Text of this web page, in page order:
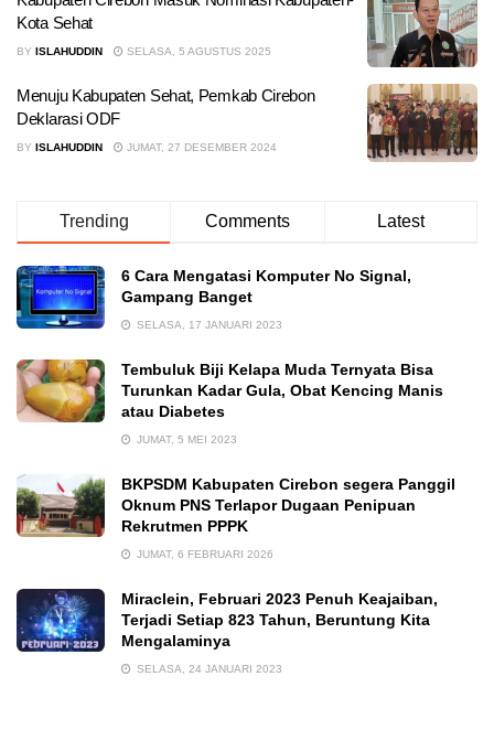
Kota Sehat
BY ISLAHUDDIN SELASA, 5 AGUSTUS 2025
Menuju Kabupaten Sehat, Pemkab Cirebon
Deklarasi ODF
BY ISLAHUDDIN JUMAT, 27 DESEMBER 2024
Trending Comments Latest
6 Cara Mengatasi Komputer No Signal,
Gampang Banget
SELASA, 17 JANUARI 2023
Tembuluk Biji Kelapa Muda Ternyata Bisa
Turunkan Kadar Gula, Obat Kencing Manis
atau Diabetes
JUMAT, 5 MEI 2023
BKPSDM Kabupaten Cirebon segera Panggil
Oknum PNS Terlapor Dugaan Penipuan
Rekrutmen PPPK
JUMAT, 6 FEBRUARI 2026
Miraclein, Februari 2023 Penuh Keajaiban,
Terjadi Setiap 823 Tahun, Beruntung Kita
Mengalaminya
SELASA, 24 JANUARI 2023